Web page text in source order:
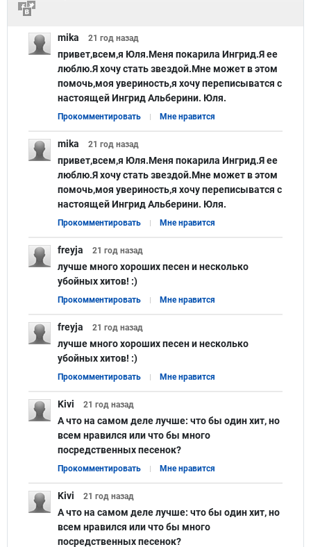
mika 21 год назад
привет,всем,я Юля.Меня покарила Ингрид.Я ее
люблю.Я хочу стать звездой.Мне может в этом
помочь,моя увериность,я хочу переписыватся с
настоящей Ингрид Альберини. Юля.
Прокомментировать Мне нравится
mika 21 год назад
привет,всем,я Юля.Меня покарила Ингрид.Я ее
люблю.Я хочу стать звездой.Мне может в этом
помочь,моя увериность,я хочу переписыватся с
настоящей Ингрид Альберини. Юля.
Прокомментировать Мне нравится
freyja 21 год назад
лучше много хороших песен и несколько
убойных хитов! :)
Прокомментировать Мне нравится
freyja 21 год назад
лучше много хороших песен и несколько
убойных хитов! :)
Прокомментировать Мне нравится
Kivi 21 год назад
А что на самом деле лучше: что бы один хит, но
всем нравился или что бы много
посредственных песенок?
Прокомментировать Мне нравится
Kivi 21 год назад
А что на самом деле лучше: что бы один хит, но
всем нравился или что бы много
посредственных песенок?